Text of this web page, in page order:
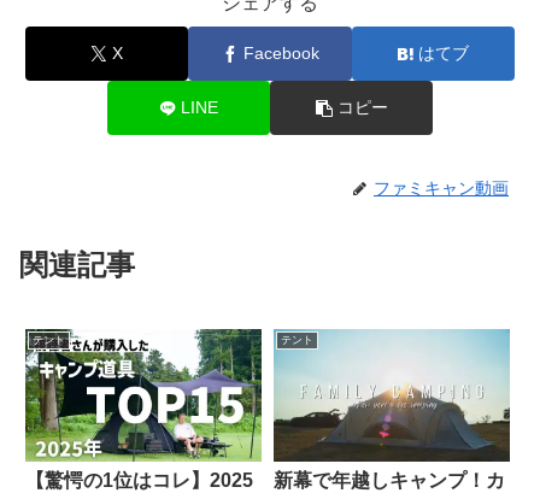
X Facebook はてブ
LINE コピー
ファミキャン動画
関連記事
テント
【驚愕の1位はコレ】2025
テント
新幕で年越しキャンプ！カ